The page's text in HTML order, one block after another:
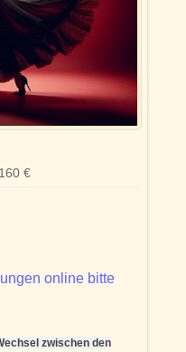
160 €
online bitte
zwischen den